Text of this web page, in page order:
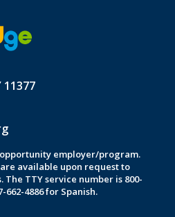
11377
employer/program.
available upon request to
TTY service number is 800-
662-4886 for Spanish.